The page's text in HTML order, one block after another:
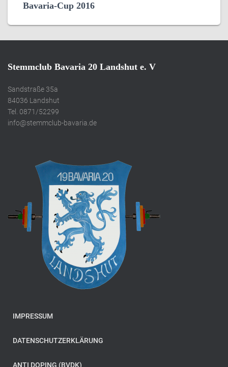
Bavaria-Cup 2016
Stemmclub Bavaria 20 Landshut e. V
Sandstraße 35a
84036 Landshut
Tel. 0871/52299
info@stemmclub-bavaria.de
IMPRESSUM
DATENSCHUTZERKLÄRUNG
ANTI DOPING (BVDK)